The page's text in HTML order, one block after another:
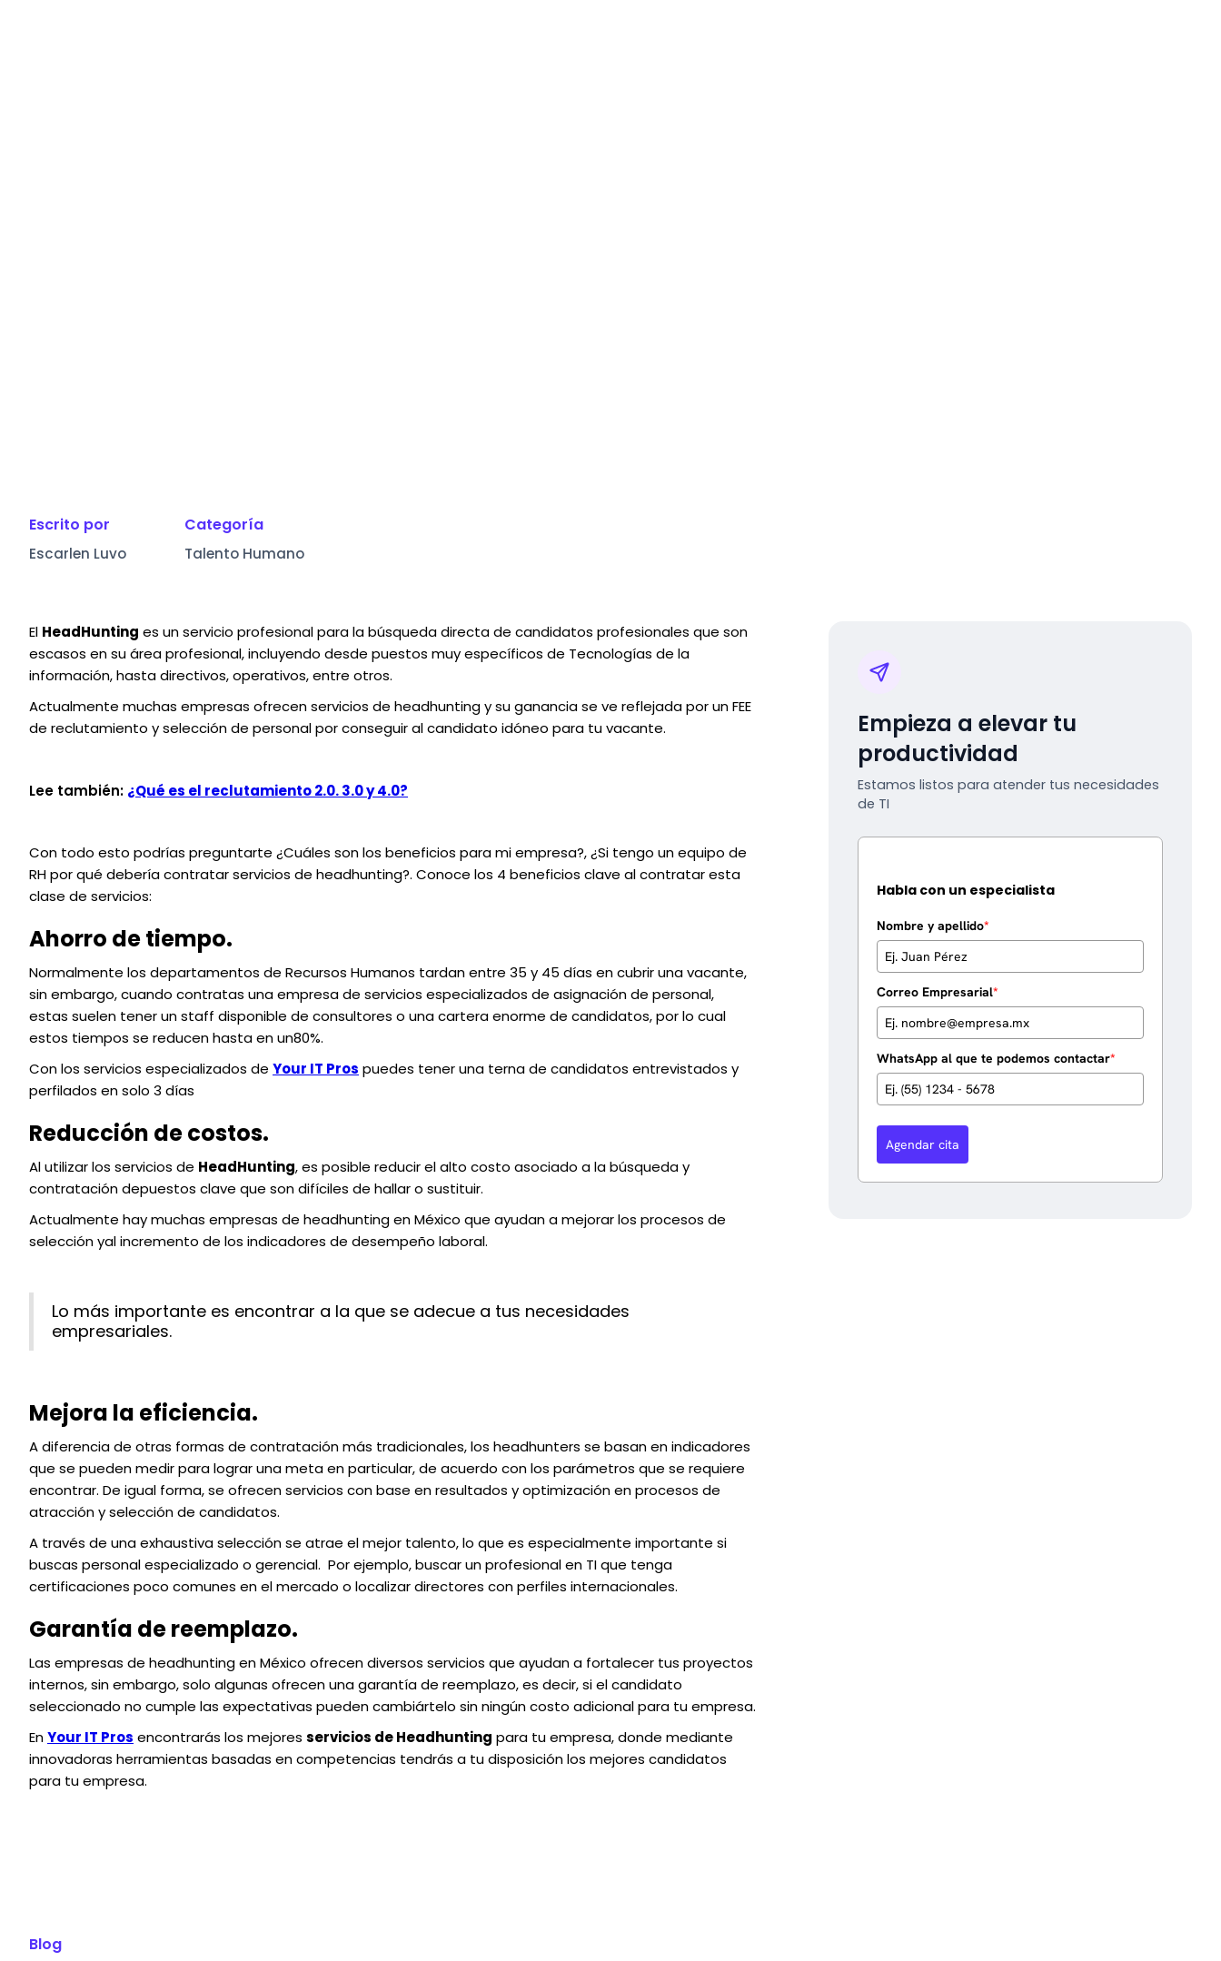
Escrito por
Escarlen Luvo
Categoría
Talento Humano
El HeadHunting es un servicio profesional para la búsqueda directa de candidatos profesionales que son
escasos en su área profesional, incluyendo desde puestos muy específicos de Tecnologías de la
información, hasta directivos, operativos, entre otros.
Actualmente muchas empresas ofrecen servicios de headhunting y su ganancia se ve reflejada por un FEE
de reclutamiento y selección de personal por conseguir al candidato idóneo para tu vacante.
Lee también: ¿Qué es el reclutamiento 2.0. 3.0 y 4.0?
Con todo esto podrías preguntarte ¿Cuáles son los beneficios para mi empresa?, ¿Si tengo un equipo de
RH por qué debería contratar servicios de headhunting?. Conoce los 4 beneficios clave al contratar esta
clase de servicios:
Ahorro de tiempo.
Normalmente los departamentos de Recursos Humanos tardan entre 35 y 45 días en cubrir una vacante,
sin embargo, cuando contratas una empresa de servicios especializados de asignación de personal,
estas suelen tener un staff disponible de consultores o una cartera enorme de candidatos, por lo cual
estos tiempos se reducen hasta en un80%.
Con los servicios especializados de Your IT Pros puedes tener una terna de candidatos entrevistados y
perfilados en solo 3 días
Reducción de costos.
Al utilizar los servicios de HeadHunting, es posible reducir el alto costo asociado a la búsqueda y
contratación depuestos clave que son difíciles de hallar o sustituir.
Actualmente hay muchas empresas de headhunting en México que ayudan a mejorar los procesos de
selección yal incremento de los indicadores de desempeño laboral.
Lo más importante es encontrar a la que se adecue a tus necesidades
empresariales.
Mejora la eficiencia.
A diferencia de otras formas de contratación más tradicionales, los headhunters se basan en indicadores
que se pueden medir para lograr una meta en particular, de acuerdo con los parámetros que se requiere
encontrar. De igual forma, se ofrecen servicios con base en resultados y optimización en procesos de
atracción y selección de candidatos.
A través de una exhaustiva selección se atrae el mejor talento, lo que es especialmente importante si
buscas personal especializado o gerencial. Por ejemplo, buscar un profesional en TI que tenga
certificaciones poco comunes en el mercado o localizar directores con perfiles internacionales.
Garantía de reemplazo.
Las empresas de headhunting en México ofrecen diversos servicios que ayudan a fortalecer tus proyectos
internos, sin embargo, solo algunas ofrecen una garantía de reemplazo, es decir, si el candidato
seleccionado no cumple las expectativas pueden cambiártelo sin ningún costo adicional para tu empresa.
EnYour IT Pros encontrarás los mejores servicios de Headhunting para tu empresa, donde mediante
innovadoras herramientas basadas en competencias tendrás a tu disposición los mejores candidatos
para tu empresa.
Empieza a elevar tu
productividad
Estamos listos para atender tus necesidades
de TI
Habla con un especialista
Nombre y apellido*
Correo Empresarial*
WhatsApp al que te podemos contactar*
Agendar cita
Blog